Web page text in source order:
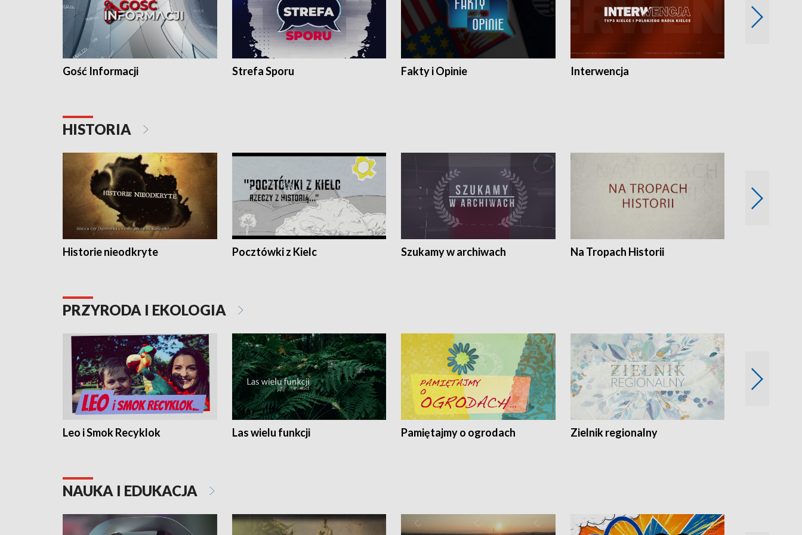
Gość Informacji Strefa Sporu Fakty i Opinie Interwencja
HISTORIA
Historie nieodkryte Pocztówki z Kielc Szukamy w archiwach Na Tropach Historii
PRZYRODA I EKOLOGIA
Leo i Smok Recyklok Las wielu funkcji Pamiętajmy o ogrodach Zielnik regionalny
NAUKA I EDUKACJA